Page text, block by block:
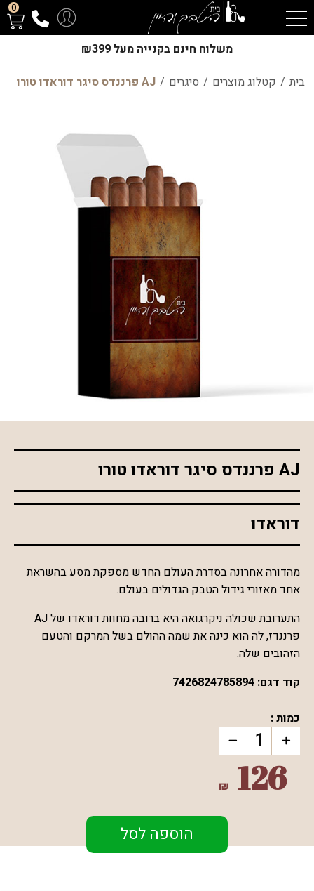
0
משלוח חינם בקנייה מעל ₪399
בית / קטלוג מוצרים / סיגרים / AJ פרננדס סיגר דוראדו טורו
AJ פרננדס סיגר דוראדו טורו
דוראדו
מהדורה אחרונה בסדרת העולם החדש מספקת מסע בהשראת
אחד מאזורי גידול הטבק הגדולים בעולם.
התערובת שכולה ניקרגואה היא ברובה מחוות דוראדו של AJ
פרננדז, לה הוא כינה את שמה ההולם בשל המרקם והטעם
הזהובים שלה.
קוד דגם: 7426824785894
כמות :
126
₪
הוספה לסל